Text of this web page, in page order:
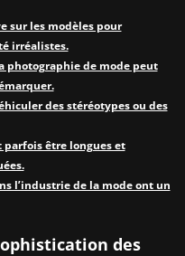
sur les modèles pour
irréalistes.
photographie de mode peut
des stéréotypes ou des
parfois être longues et
l’industrie de la mode ont un
des